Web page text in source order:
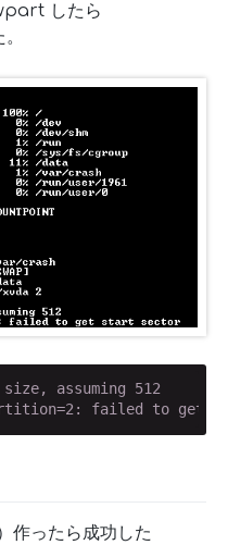
したら
assuming 512
failed to get
作ったら成功した